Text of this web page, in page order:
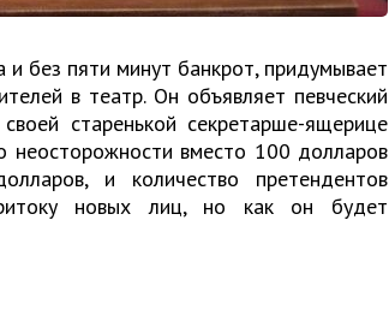
и без пяти минут банкрот, придумывает
в театр. Он объявляет певческий
старенькой секретарше-ящерице
неосторожности вместо 100 долларов
и количество претендентов
новых лиц, но как он будет